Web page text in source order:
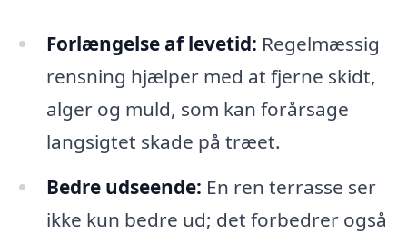
Forlængelse af levetid: Regelmæssig
rensning hjælper med at fjerne skidt,
alger og muld, som kan forårsage
langsigtet skade på træet.
Bedre udseende: En ren terrasse ser
ikke kun bedre ud; det forbedrer også